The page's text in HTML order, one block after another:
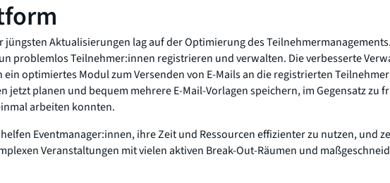
jüngsten Aktualisierungen lag auf der Optimierung des Teilnehmermanagements.
problemlos Teilnehmer:innen registrieren und verwalten. Die verbesserte
optimiertes Modul zum Versenden von E-Mails an die registrierten
jetzt planen und bequem mehrere E-Mail-Vorlagen speichern, im Gegensatz zu
arbeiten konnten.
Eventmanager:innen, ihre Zeit und Ressourcen effizienter zu nutzen, und
Veranstaltungen mit vielen aktiven Break-Out-Räumen und